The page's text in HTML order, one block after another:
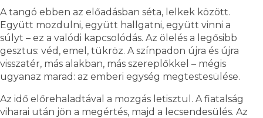
A tangó ebben az előadásban séta, lelkek között.
Együtt mozdulni, együtt hallgatni, együtt vinni a
súlyt – ez a valódi kapcsolódás. Az ölelés a legősibb
gesztus: véd, emel, tükröz. A színpadon újra és újra
visszatér, más alakban, más szereplőkkel – mégis
ugyanaz marad: az emberi egység megtestesülése.
Az idő előrehaladtával a mozgás letisztul. A fiatalság
viharai után jön a megértés, majd a lecsendesülés. Az